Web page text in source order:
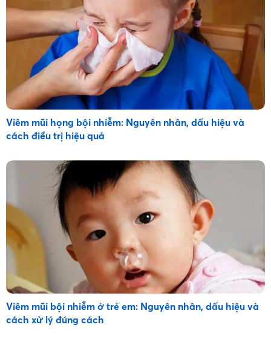
Viêm mũi họng bội nhiễm: Nguyên nhân, dấu hiệu và
cách điều trị hiệu quả
Viêm mũi bội nhiễm ở trẻ em: Nguyên nhân, dấu hiệu và
cách xử lý đúng cách